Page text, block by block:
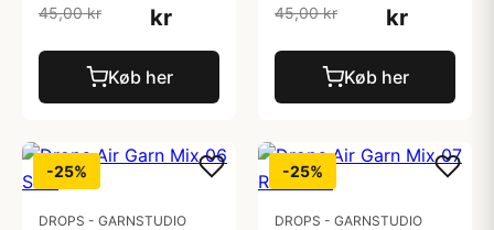
45,00 kr
kr
Køb her
45,00 kr
kr
Køb her
-25%
DROPS - GARNSTUDIO
-25%
DROPS - GARNSTUDIO